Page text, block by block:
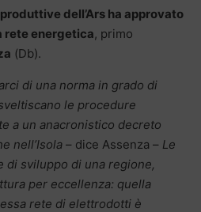
dell’Ars ha approvato
rete energetica, primo
(Db).
di una norma in grado di
le procedure
a un anacronistico decreto
nell’Isola – dice Assenza – Le
sviluppo di una regione,
per eccellenza: quella
rete di elettrodotti è